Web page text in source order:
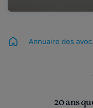
Annuaire des
20 ans